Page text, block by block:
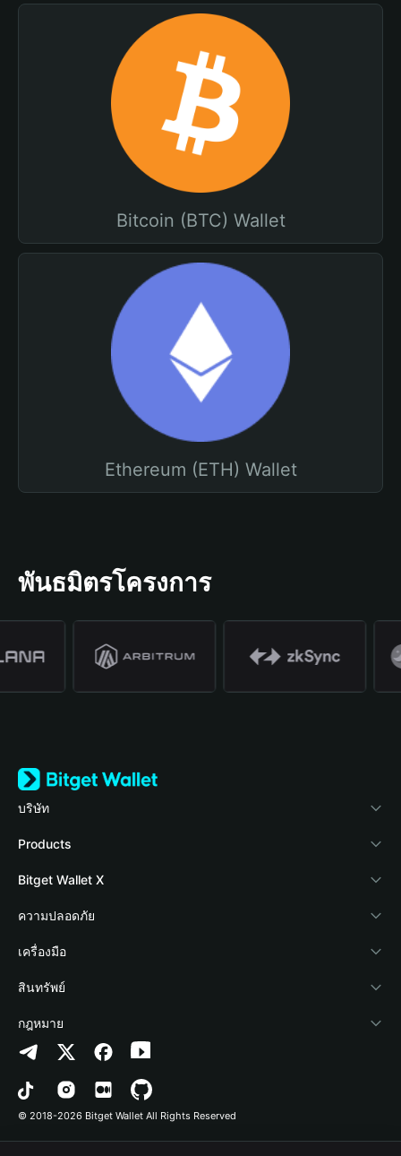
Bitcoin (BTC) Wallet
Ethereum (ETH) Wallet
พันธมิตรโครงการ
บริษัท
เกี่ยวกับ Bitget Wallet
Blog
Academy
ข่าวสารด้านคริปโต
ศูนย์ช่วยเหลือ
ติดต่อเรา
ทรัพยากรข้อมูลของแบรนด์
อาชีพ
Products
Crypto Card
Stablecoin Earn
Payfi Crypto
Crypto Swap API
Altcoin Season Index
Prediction Markets
DApp
Bitget Wallet X
นักพัฒนา
เชื่อมต่อ Wallet
Bitget Wallet Pay
ลิสต์โปรเจกต์
ความปลอดภัย
Protection Fund
เทคโนโลยีความปลอดภัย
เครื่องมือ
ซื้อคริปโต
การตรวจจับการอนุญาต
การตรวจจับสัญญา
การโอนเป็นชุด
สินทรัพย์
Arbitrum
Avalanche
Bitcoin
กฎหมาย
นโยบายความเป็นส่วนตัว
ข้อตกลงในการใช้บริการ
© 2018-2026 Bitget Wallet All Rights Reserved